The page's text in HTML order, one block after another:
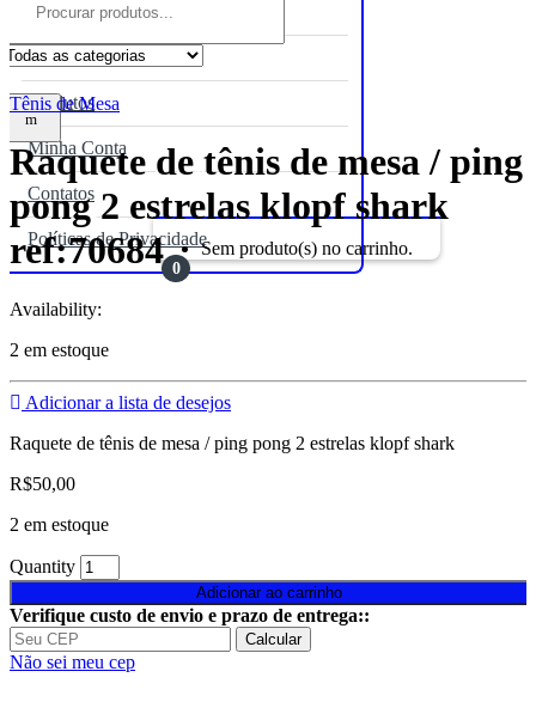
Home
Site
Produtos
Minha Conta
Contatos
Políticas de Privacidade
0
R$0,00
Sem produto(s) no carrinho.
Tênis de Mesa
Raquete de tênis de mesa / ping
pong 2 estrelas klopf shark
ref:70684
Availability:
2 em estoque
Adicionar a lista de desejos
Raquete de tênis de mesa / ping pong 2 estrelas klopf shark
R$50,00
2 em estoque
Quantity
Adicionar ao carrinho
Verifique custo de envio e prazo de entrega::
Calcular
Não sei meu cep